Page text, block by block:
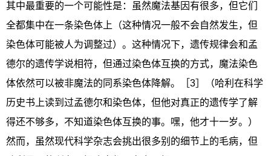
其中最重要的一个可能性是：虽然魔法基因有很多，但它们
全都集中在一条染色体上（这种情况一般不会自然发生，但
染色体可能被人为调整过）。这种情况下，遗传规律会和孟
德尔的遗传学说相符，但通过染色体互换的方式，魔法染色
体依然可以被非魔法的同系染色体降解。［3］（哈利在科学
历史书上读到过孟德尔和染色体，但他对真正的遗传学了解
得还不够多，不知道染色体互换的事。嘿，他才十一岁。）
然而，虽然现代科学杂志会挑出很多别的细节上的毛病，但